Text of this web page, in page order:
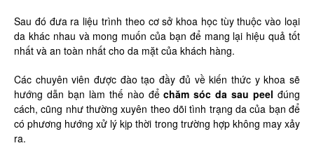
Sau đó đưa ra liệu trình theo cơ sở khoa học tùy thuộc vào loại
da khác nhau và mong muốn của bạn để mang lại hiệu quả tốt
nhất và an toàn nhất cho da mặt của khách hàng.
Các chuyên viên được đào tạo đầy đủ về kiến thức y khoa sẽ
hướng dẫn bạn làm thế nào đểchăm sóc da sau peel đúng
cách, cũng như thường xuyên theo dõi tình trạng da của bạn để
có phương hướng xử lý kịp thời trong trường hợp không may xảy
ra.